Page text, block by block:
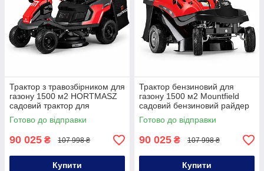
Трактор з травозбірником для
газону 1500 м2 HORTMASZ
садовий трактор для
приватного будинку
Готово до відправки
90 025 ₴ 107 998 ₴
Купити
Трактор бензиновий для
газону 1500 м2 Mountfield
садовий бензиновий райдер
для газону
Готово до відправки
90 025 ₴ 107 998 ₴
Купити